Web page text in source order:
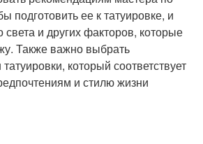
подготовить ее к татуировке, и
света и других факторов, которые
Также важно выбрать
который соответствует
и стилю жизни